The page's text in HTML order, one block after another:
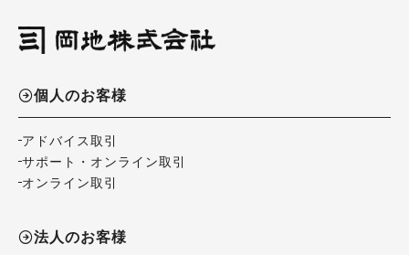
個人のお客様
アドバイス取引
サポート・オンライン取引
オンライン取引
法人のお客様